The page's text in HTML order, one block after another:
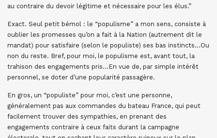
au contraire du devoir légitime et nécessaire pour les élus.”
Exact. Seul petit bémol : le “populisme” a mon sens, consiste à
oublier les promesses qu’on a fait à la Nation (autrement dit le
mandat) pour satisfaire (selon le populiste) ses bas instincts…Ou
non du reste. Bref, pour moi, le populisme est, avant tout, la
trahison des engagements pris…En vue de, par simple intérêt
personnel, se doter d’une popularité passagère.
En gros, un “populiste” pour moi, c’est une personne,
généralement pas aux commandes du bateau France, qui peut
facilement trouver des sympathies, en prenant des
engagements contraire à ceux faits durant la campagne